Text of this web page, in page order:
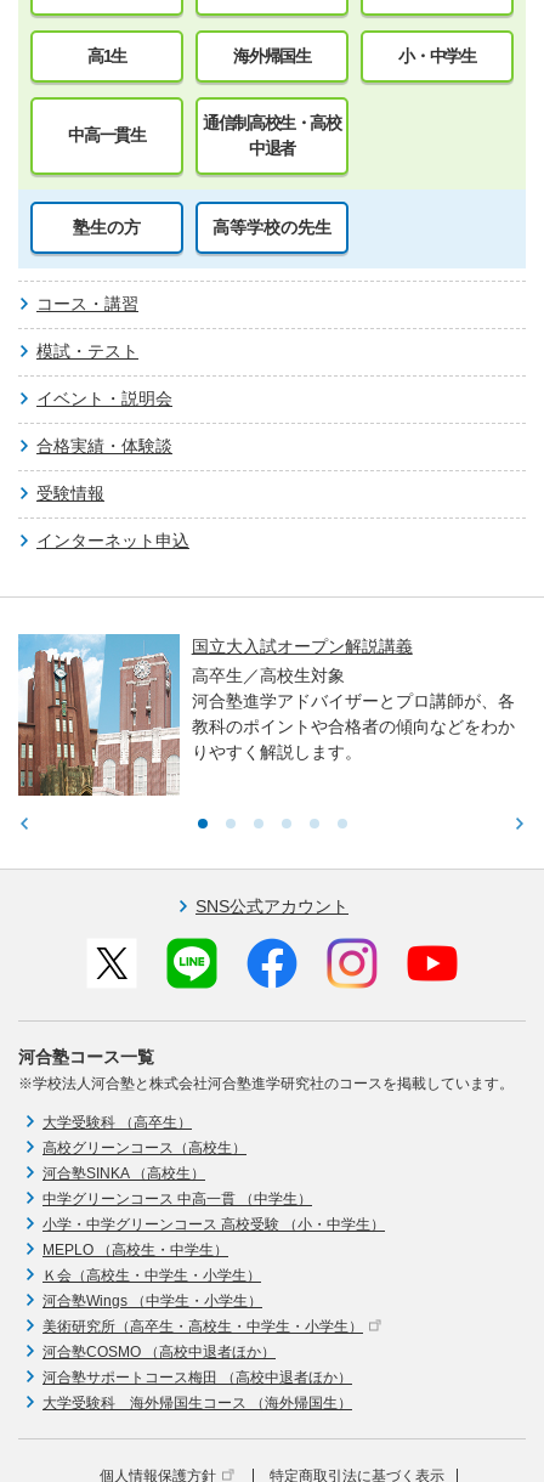
高1生 海外帰国生 小・中学生
中高一貫生
通信制高校生・高校
中退者
塾生の方 高等学校の先生
コース・講習
模試・テスト
イベント・説明会
合格実績・体験談
受験情報
インターネット申込
立大入試オープン解説講義
卒生／高校生対象
合塾進学アドバイザーとプロ講師が、各
科のポイントや合格者の傾向などをわか
やすく解説します。
SNS公式アカウント
河合塾コース一覧
※学校法人河合塾と株式会社河合塾進学研究社のコースを掲載しています。
大学受験科 （高卒生）
高校グリーンコース（高校生）
河合塾SINKA （高校生）
中学グリーンコース 中高一貫 （中学生）
小学・中学グリーンコース 高校受験 （小・中学生）
MEPLO （高校生・中学生）
Ｋ会（高校生・中学生・小学生）
河合塾Wings （中学生・小学生）
美術研究所（高卒生・高校生・中学生・小学生）
河合塾COSMO （高校中退者ほか）
河合塾サポートコース梅田 （高校中退者ほか）
大学受験科 海外帰国生コース （海外帰国生）
個人情報保護方針 特定商取引法に基づく表示